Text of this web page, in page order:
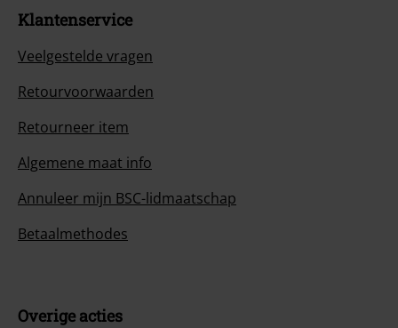
Klantenservice
Veelgestelde vragen
Retourvoorwaarden
Retourneer item
Algemene maat info
Annuleer mijn BSC-lidmaatschap
Betaalmethodes
Overige acties